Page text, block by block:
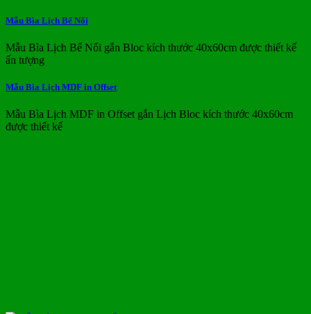
Mẫu Bìa Lịch Bế Nổi
Mẫu Bìa Lịch Bế Nổi gắn Bloc kích thước 40x60cm được thiết kế
ấn tượng
Mẫu Bìa Lịch MDF in Offset
Mẫu Bìa Lịch MDF in Offset gắn Lịch Bloc kích thước 40x60cm
được thiết kế